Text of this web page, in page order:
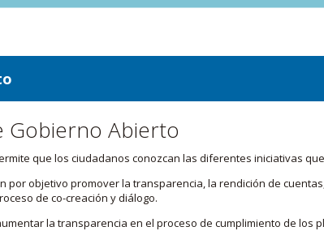
Gobierno Abierto
que los ciudadanos conozcan las diferentes iniciativas
por objetivo promover la transparencia, la rendición de
de co-creación y diálogo.
la transparencia en el proceso de cumplimiento de